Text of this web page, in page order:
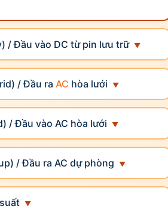
/ Đầu vào DC từ pin lưu trữ
/ Đầu ra AC hòa lưới
/ Đầu vào AC hòa lưới
/ Đầu ra AC dự phòng